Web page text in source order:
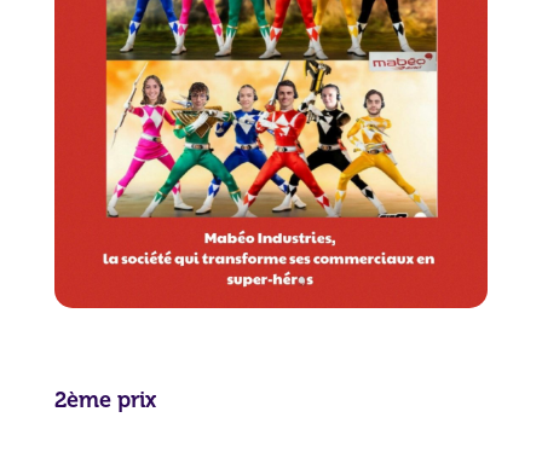
2ème prix